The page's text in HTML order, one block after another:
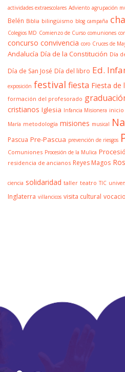
actividades extraescolares Adviento agrupación
Belén Biblia bilingüismo blog campaña
Colegios MD Comienzo de Curso comuniones
concurso convivencia coro Cruces de
Andalucía Día de la Constitución Día
Día de San José Día del libro Ed.
exposición festival fiesta Fiesta de
formación del profesorado
cristianos Iglesia Infancia Misionera
María metodología misiones musical
Pascua Pre-Pascua prevención de riesgos
Comuniones Procesión de la Mulica
residencia de ancianos Reyes Magos
ciencia solidaridad taller teatro TIC
Inglaterra villancicos visita cultural